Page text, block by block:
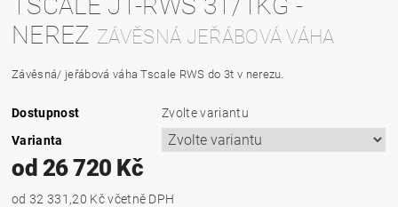
NEREZ ZÁVĚSNÁ JEŘÁBOVÁ VÁHA
Závěsná/ jeřábová váha Tscale RWS do 3t v nerezu.
Dostupnost
Zvolte variantu
Varianta
od 26 720 Kč
od 32 331,20 Kčvčetně DPH